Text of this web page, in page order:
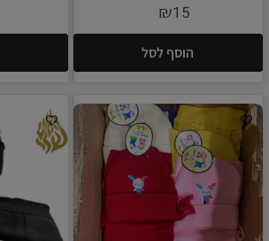
₪15
הוסף לסל